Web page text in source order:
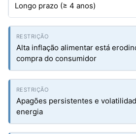
Longo prazo (≥ 4 anos)
Alta inflação alimentar está
compra do consumidor
Apagões persistentes e
energia